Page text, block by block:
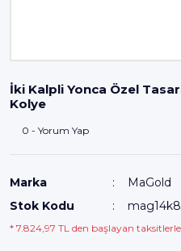
İki Kalpli Yonca Özel
Kolye
0 - Yorum Yap
Marka
MaGold
Stok Kodu
* 7.824,97 TL den başlayan